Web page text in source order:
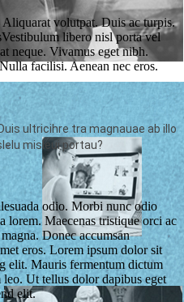
volutpat. Duis ac turpis.
libero nisl porta vel
neque. Vivamus eget nibh.
facilisi. Aenean nec eros.
ultricihre tra magnauae ab illo
misleui portau?
odio. Morbi nunc odio
lorem. Maecenas tristique orci ac
Donec accumsan
eros. Lorem ipsum dolor sit
elit. Mauris fermentum dictum
leo. Ut tellus dolor dapibus eget
elit.